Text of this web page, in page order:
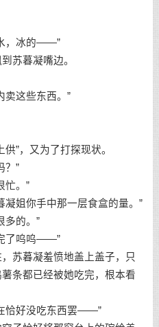
，冰的——”
苏暮凝嘴边。
卖这些东西。”
”，又为了打探现状。
？”
。”
凝姐你手中那一层食盒的量。”
多的。”
了呜呜——”
苏暮凝羞愤地盖上盖子，只
条都已经被她吃完，根本看
恰好没吃东西罢——”